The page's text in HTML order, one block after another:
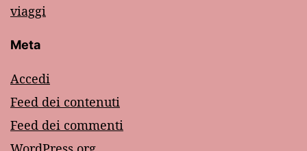
viaggi
Meta
Accedi
Feed dei contenuti
Feed dei commenti